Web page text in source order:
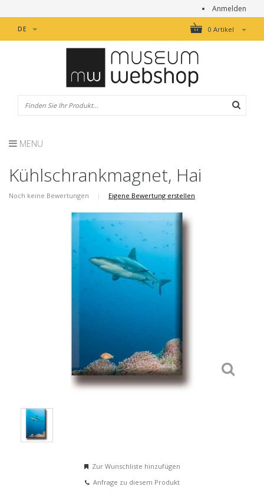
Anmelden
0 Artikel
DE
MENU
Kühlschrankmagnet, Hai
Noch keine Bewertungen | Eigene Bewertung erstellen
Zur Wunschliste hinzufügen
Anfrage zu diesem Produkt